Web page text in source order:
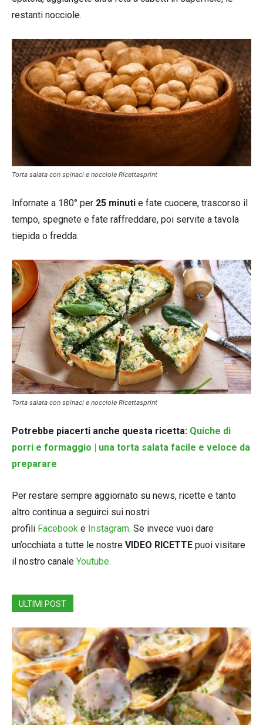
restanti nocciole.
Torta salata con spinaci e nocciole Ricettasprint
Infornate a 180° per 25 minuti e fate cuocere, trascorso il
tempo, spegnete e fate raffreddare, poi servite a tavola
tiepida o fredda.
Torta salata con spinaci e nocciole Ricettasprint
Potrebbe piacerti anche questa ricetta: Quiche di
porri e formaggio | una torta salata facile e veloce da
preparare
Per restare sempre aggiornato su news, ricette e tanto
altro continua a seguirci sui nostri
profili Facebook e Instagram. Se invece vuoi dare
un’occhiata a tutte le nostre VIDEO RICETTE puoi visitare
il nostro canale Youtube.
ULTIMI POST